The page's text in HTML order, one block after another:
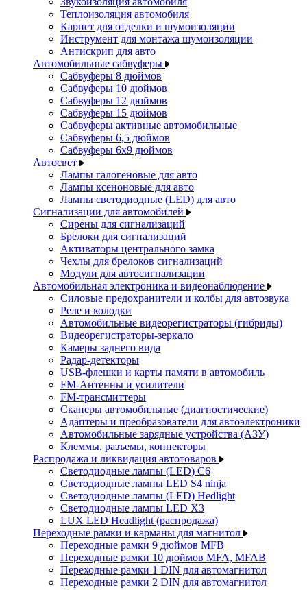
Теплоизоляция автомобиля
Карпет для отделки и шумоизоляции
Инструмент для монтажа шумоизоляции
Антискрип для авто
Автомобильные сабвуферы
Сабвуферы 8 дюймов
Сабвуферы 10 дюймов
Сабвуферы 12 дюймов
Сабвуферы 15 дюймов
Сабвуферы активные автомобильные
Сабвуферы 6,5 дюймов
Сабвуферы 6x9 дюймов
Автосвет
Лампы галогеновые для авто
Лампы ксеноновые для авто
Лампы светодиодные (LED) для авто
Сигнализации для автомобилей
Сирены для сигнализаций
Брелоки для сигнализаций
Активаторы центрального замка
Чехлы для брелоков сигнализаций
Модули для автосигнализации
Автомобильная электроника и видеонаблюдение
Силовые предохранители и колбы для автозвука
Реле и колодки
Автомобильные видеорегистраторы (гибриды)
Видеорегистраторы-зеркало
Камеры заднего вида
Радар-детекторы
USB-флешки и карты памяти в автомобиль
FM-Антенны и усилители
FM-трансмиттеры
Сканеры автомобильные (диагностические)
Адаптеры и преобразователи для автоэлектроники
Автомобильные зарядные устройства (АЗУ)
Клеммы, разъемы, коннекторы
Распродажа и ликвидация автотоваров
Светодиодные лампы (LED) C6
Светодиодные лампы LED S4 ninja
Светодиодные лампы (LED) Hedlight
Светодиодные лампы LED X3
LUX LED Headlight (распродажа)
Переходные рамки и карманы для магнитол
Переходные рамки 9 дюймов MFB
Переходные рамки 10 дюймов MFA, MFAB
Переходные рамки 1 DIN для автомагнитол
Переходные рамки 2 DIN для автомагнитол